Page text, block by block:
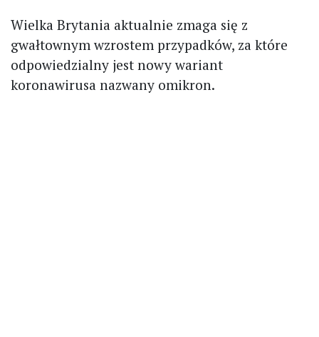
Wielka Brytania aktualnie zmaga się z
gwałtownym wzrostem przypadków, za które
odpowiedzialny jest nowy wariant
koronawirusa nazwany omikron.